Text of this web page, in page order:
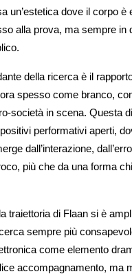
un’estetica dove il corpo è
alla prova, ma sempre in
della ricerca è il
spesso come branco,
società in scena. Questa
performativi aperti,
dall’interazione,
più che da una forma
traiettoria di Flaan si è
sempre più
come elemento
accompagnamento, ma